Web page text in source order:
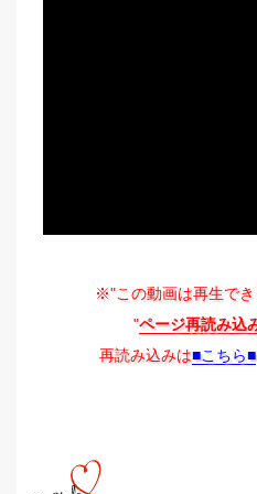
※"この動画は再生で
"ページ再読み込
再読み込みは■こちら■